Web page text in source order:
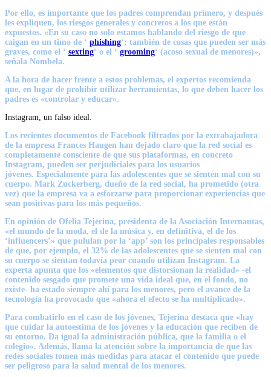
Por ello, es importante que los padres comprendan primero, y después
les expliquen, los riesgos generales y concretos a los que están
expuestos. «En su caso no solo estamos hablando del riesgo de que
caigan en un timo de ‘ phishing‘; también de cosas que pueden ser más
graves, como el ‘ sexting‘ o el ‘ grooming‘ (acoso sexual de menores)»,
señala Nombela.
A la hora de hacer frente a estos problemas, el expertos recomienda
que, en lugar de prohibir utilizar herramientas, lo que deben hacer los
padres es «controlar y educar».
Instagram, un falso ideal.
Los recientes documentos de Facebook filtrados por la extrabajadora
de la empresa Frances Haugen han dejado claro que la red social es
completamente consciente de que sus plataformas, en concreto
Instagram, pueden ser perjudiciales para los usuarios
jóvenes. Especialmente para las adolescentes que se sienten mal con su
cuerpo. Mark Zuckerberg, dueño de la red social, ha prometido (otra
vez) que la empresa va a esforzarse para proporcionar experiencias que
sean positivas para los más pequeños.
En opinión de Ofelia Tejerina, presidenta de la Asociación Internautas,
«el mundo de la moda, el de la música y, en definitiva, el de los
‘influencers’» que pululan por la ‘app’ son los principales responsables
de que, por ejemplo, el 32% de las adolescentes que se sienten mal con
su cuerpo se sientan todavía peor cuando utilizan Instagram. La
experta apunta que los «elementos que distorsionan la realidad» -el
contenido sesgado que promete una vida ideal que, en el fondo, no
existe- ha estado siempre ahí para los menores, pero el avance de la
tecnología ha provocado que «ahora el efecto se ha multiplicado».
Para combatirlo en el caso de los jóvenes, Tejerina destaca que «hay
que cuidar la autoestima de los jóvenes y la educación que reciben de
su entorno. Da igual la administración pública, que la familia o el
colegio». Además, llama la atención sobre la importancia de que las
redes sociales tomen más medidas para atacar el contenido que puede
ser peligroso para la salud mental de los menores.